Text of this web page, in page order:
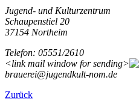
Jugend- und Kulturzentrum
Schaupenstiel 20
37154 Northeim
Telefon: 05551/2610
<link mail window for sending>
brauerei@jugendkult-nom.de
Zurück